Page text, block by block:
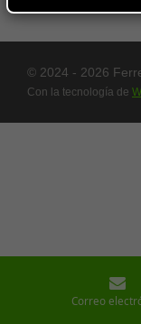
© 2024 - 2026
Con la tecnología de
Correo